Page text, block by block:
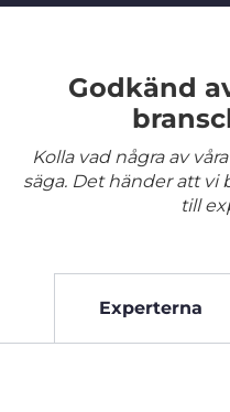
Godkänd
Kolla vad några av
säga. Det händer att
till
Experterna